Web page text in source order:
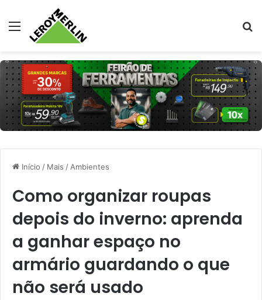
Menu
Início / Mais /Ambientes
Como organizar roupas
depois do inverno: aprenda
a ganhar espaço no
armário guardando o que
não será usado